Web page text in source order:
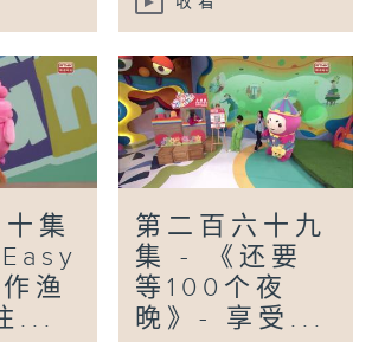
集
渔
...
第二百六十九
集 - 《还要
等100个夜
晚》- 享受...